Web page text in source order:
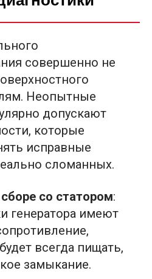
совершенно не
Неопытные
допускают
которые
исправные
сломанных.
со статором:
генератора имеют
всегда пищать,
замыкание.